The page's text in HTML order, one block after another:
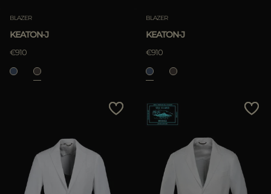
BLAZER
KEATON-J
€910
BLAZER
KEATON-J
€910